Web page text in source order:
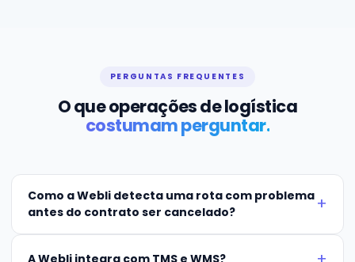
PERGUNTAS FREQUENTES
O que operações de logística
costumam perguntar.
Como a Webli detecta uma rota com problema
antes do contrato ser cancelado?
A Webli integra com TMS e WMS?